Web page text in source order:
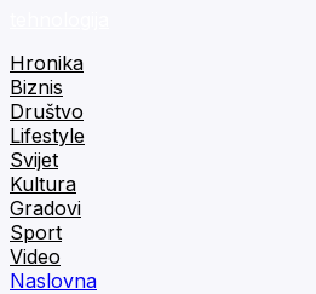
Hronika
Biznis
Društvo
Lifestyle
Svijet
Kultura
Gradovi
Sport
Video
Naslovna